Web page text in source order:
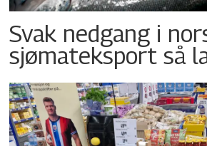
Svak nedgang i
sjømateksport så